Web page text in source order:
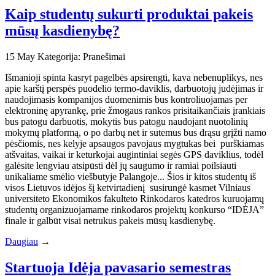
Kaip studentų sukurti produktai pakeis
mūsų kasdienybę?
15 May Kategorija: Pranešimai
Išmanioji spinta kasryt pagelbės apsirengti, kava nebenuplikys, nes
apie karštį perspės puodelio termo-daviklis, darbuotojų judėjimas ir
naudojimasis kompanijos duomenimis bus kontroliuojamas per
elektroninę apyrankę, prie žmogaus rankos prisitaikančiais įrankiais
bus patogu darbuotis, mokytis bus patogu naudojant nuotolinių
mokymų platformą, o po darbų net ir sutemus bus drąsu grįžti namo
pėsčiomis, nes kelyje apsaugos pavojaus mygtukas bei purškiamas
atšvaitas, vaikai ir keturkojai augintiniai segės GPS daviklius, todėl
galėsite lengviau atsipūsti dėl jų saugumo ir ramiai poilsiauti
unikaliame smėlio viešbutyje Palangoje... Šios ir kitos studentų iš
visos Lietuvos idėjos šį ketvirtadienį susirungė kasmet Vilniaus
universiteto Ekonomikos fakulteto Rinkodaros katedros kuruojamų
studentų organizuojamame rinkodaros projektų konkurso “IDĖJA”
finale ir galbūt visai netrukus pakeis mūsų kasdienybę.
Daugiau →
Startuoja Idėja pavasario semestras